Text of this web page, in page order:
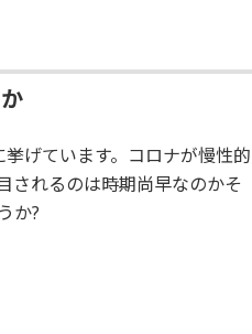
げています。コロナが慢性的
されるのは時期尚早なのかそ
か?